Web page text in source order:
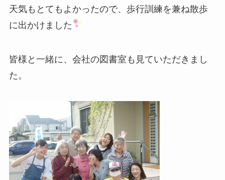
天気もとてもよかったので、歩行訓練を兼ね散歩
に出かけました
皆様と一緒に、会社の図書室も見ていただきまし
た。